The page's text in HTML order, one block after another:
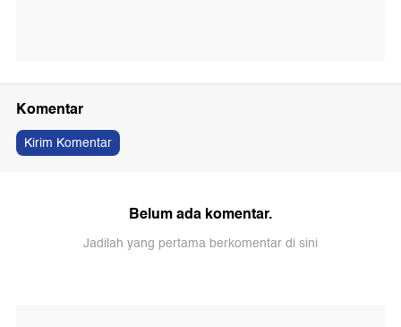
Komentar
Kirim Komentar
Belum ada komentar.
Jadilah yang pertama berkomentar di sini